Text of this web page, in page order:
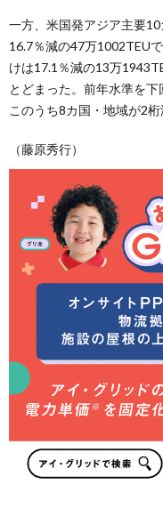
一方、米国発アジア主要
16.7％減の47万1002TEU
けは17.1％減の13万
とどまった。前年水準を下
このうち8カ国・地域が2桁
（藤原秀行）